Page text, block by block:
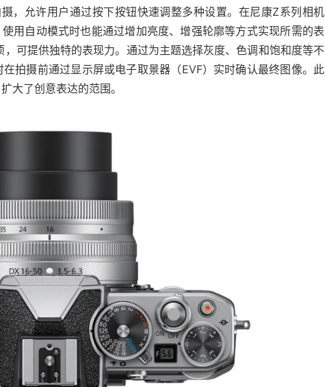
，允许用户通过按下按钮快速调整多种设置。在尼康Z系列相机
用自动模式时也能通过增加亮度、增强轮廓等方式实现所需的表
可提供独特的表现力。通过为主题选择灰度、色调和饱和度等不
拍摄前通过显示屏或电子取景器（EVF）实时确认最终图像。此
大了创意表达的范围。